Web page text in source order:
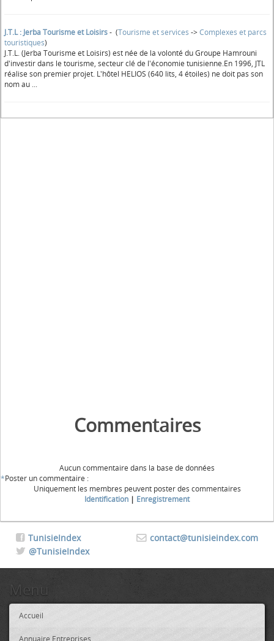
J.T.L : Jerba Tourisme et Loisirs- (Tourisme et services ->Complexes et parcs
touristiques)
J.T.L. (Jerba Tourisme et Loisirs) est née de la volonté du Groupe Hamrouni
d'investir dans le tourisme, secteur clé de l'économie tunisienne.En 1996, JTL
réalise son premier projet. L'hôtel HELIOS (640 lits, 4 étoiles) ne doit pas son
nom au ...
Commentaires
Aucun commentaire dans la base de données
*Poster un commentaire :
Uniquement les membres peuvent poster des commentaires
Identification | Enregistrement
contact@tunisieindex.com
TunisieIndex
@TunisieIndex
Menu
Accueil
Annuaire Entreprises